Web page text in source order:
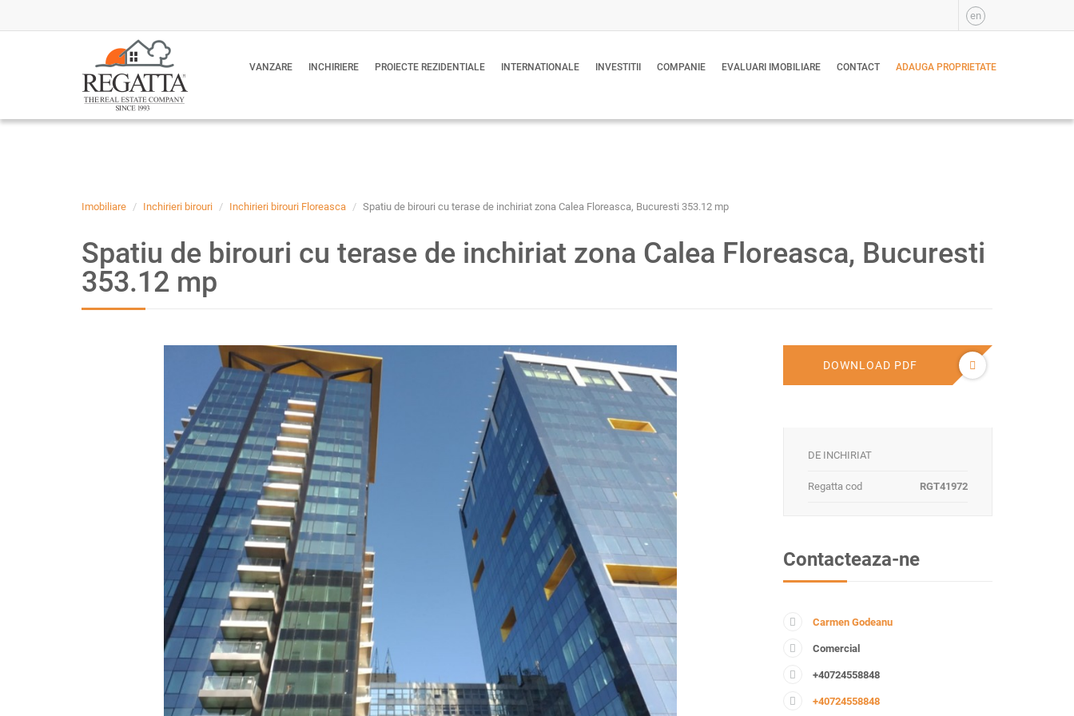
en
VANZARE INCHIRIERE PROIECTE REZIDENTIALE INTERNATIONALE INVESTITII COMPANIE EVALUARI IMOBILIARE CONTACT ADAUGA PROPRIETATE
Imobiliare Inchirieri birouri Inchirieri birouri Floreasca Spatiu de birouri cu terase de inchiriat zona Calea Floreasca, Bucuresti 353.12 mp
Spatiu de birouri cu terase de inchiriat zona Calea Floreasca, Bucuresti
353.12 mp
DOWNLOAD PDF
DE INCHIRIAT
Regatta cod RGT41972
Contacteaza-ne
Carmen Godeanu
Comercial
+40724558848
+40724558848